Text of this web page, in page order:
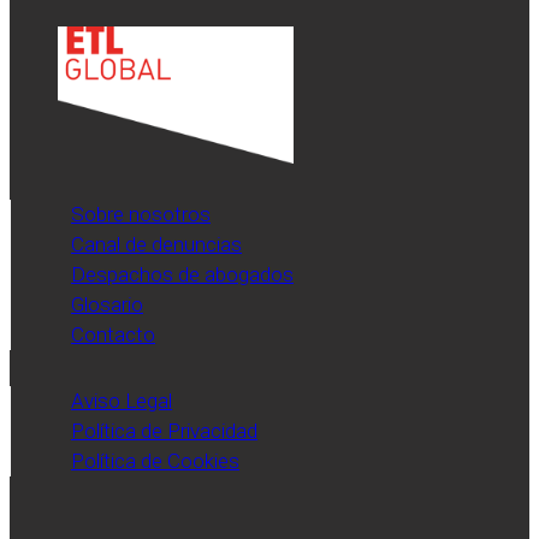
Sobre nosotros
Canal de denuncias
Despachos de abogados
Glosario
Contacto
Aviso Legal
Política de Privacidad
Política de Cookies